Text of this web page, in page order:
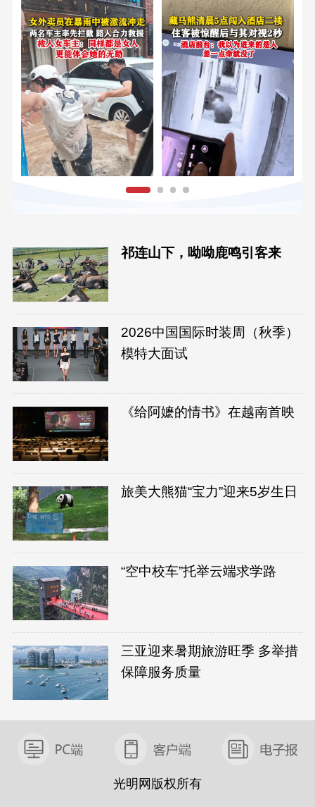
祁连山下，呦呦鹿鸣引客来
2026中国国际时装周（秋季）
模特大面试
《给阿嬷的情书》在越南首映
旅美大熊猫“宝力”迎来5岁生日
“空中校车”托举云端求学路
三亚迎来暑期旅游旺季 多举措
保障服务质量
光明网版权所有